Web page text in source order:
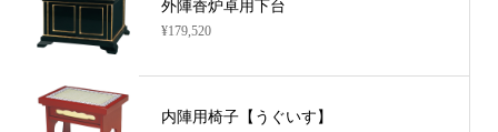
外陣香炉卓用下台
¥179,520
内陣用椅子【うぐいす】